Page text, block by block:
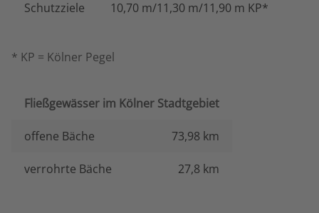
Schutzziele 10,70 m/11,30 m/11,90 m KP*
* KP = Kölner Pegel
Fließgewässer im Kölner Stadtgebiet
offene Bäche 73,98 km
verrohrte Bäche 27,8 km